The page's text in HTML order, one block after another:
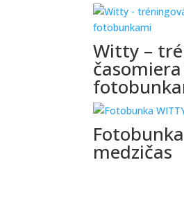
Witty –
časomiera
medzičas